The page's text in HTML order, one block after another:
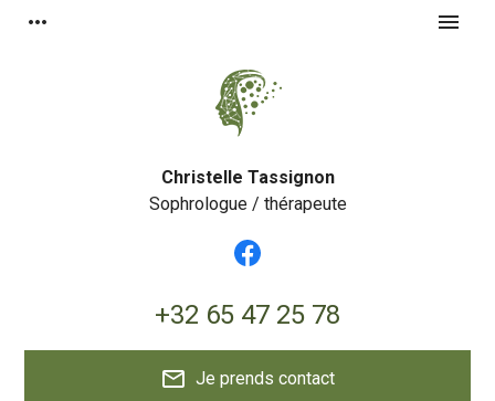
more_horiz menu
Christelle Tassignon
Sophrologue / thérapeute
+32 65 47 25 78
mail_outline Je prends contact